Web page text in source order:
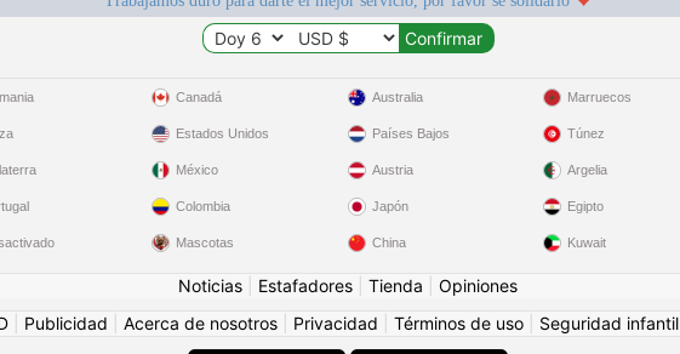
Canadá
Estados Unidos
México
Colombia
Mascotas
Australia
Países Bajos
Austria
Japón
China
Marruecos
Túnez
Argelia
Egipto
Kuwait
Noticias Estafadores Tienda
Opiniones
Publicidad Acerca de nosotros Privacidad Términos de uso Seguridad infantil